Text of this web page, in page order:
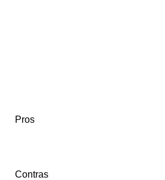
Pros
Contras